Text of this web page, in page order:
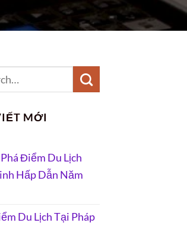
MỚI
Điểm Du Lịch
Hấp Dẫn Năm
Du Lịch Tại Pháp